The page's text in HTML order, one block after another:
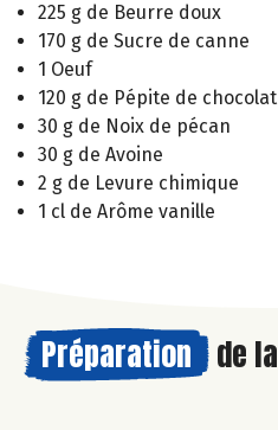
225 g de Beurre doux
170 g de Sucre de canne
1 Oeuf
120 g de Pépite de chocolat
30 g de Noix de pécan
30 g de Avoine
2 g de Levure chimique
1 cl de Arôme vanille
Préparation de la